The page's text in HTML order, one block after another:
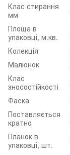
Клас стирання
мм
Площа в
упаковці, м.кв.
Колекція
Малюнок
Клас
зносостійкості
Фаска
Поставляється
кратно
Планок в
упаковці, шт.